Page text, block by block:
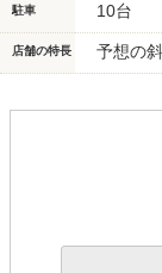
駐車 10台
店舗の特長 予想の